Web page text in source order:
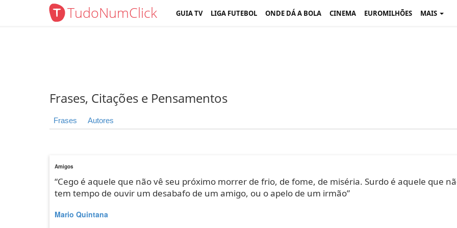
TudoNumClick GUIA TV LIGA FUTEBOL ONDE DÁ A BOLA CINEMA EUROMILHÕES MAIS
Frases, Citações e Pensamentos
Frases Autores
Amigos
“Cego é aquele que não vê seu próximo morrer de frio, de fome, de miséria. Surdo é aquele que
tem tempo de ouvir um desabafo de um amigo, ou o apelo de um irmão”
Mario Quintana